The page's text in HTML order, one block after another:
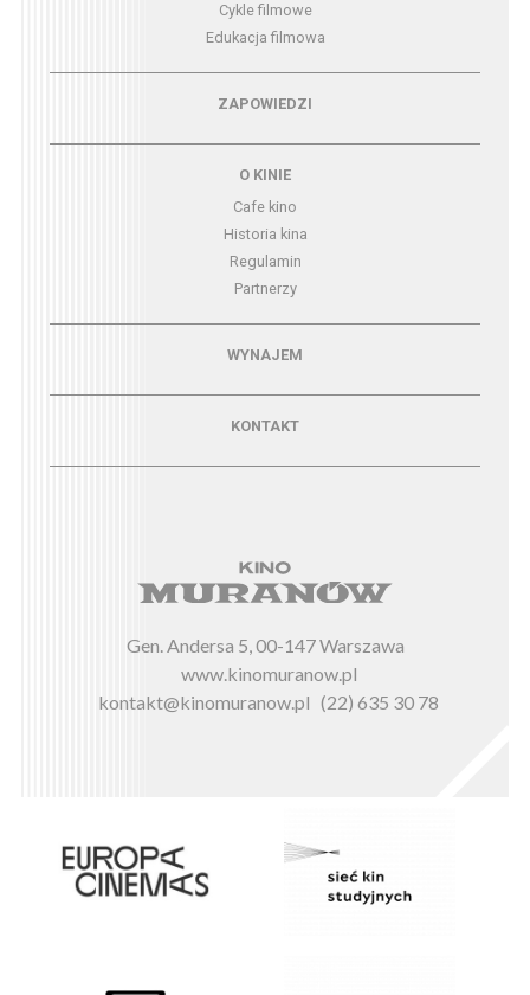
Cykle filmowe
Edukacja filmowa
Menu - zapowiedziZAPOWIEDZI
O KINIE
Cafe kino
Historia kina
Regulamin
Partnerzy
Menu - wynajemWYNAJEM
KONTAKT
Gen. Andersa 5, 00-147 Warszawa
www.kinomuranow.pl
kontakt@kinomuranow.pl (22) 635 30 78